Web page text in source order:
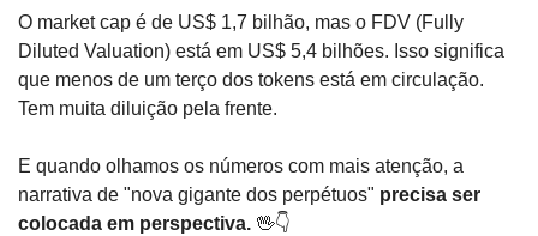
O market cap é de US$ 1,7 bilhão, mas o FDV (Fully
Diluted Valuation) está em US$ 5,4 bilhões. Isso significa
que menos de um terço dos tokens está em circulação.
Tem muita diluição pela frente.
E quando olhamos os números com mais atenção, a
narrativa de "nova gigante dos perpétuos" precisa ser
colocada em perspectiva. 🖖👇